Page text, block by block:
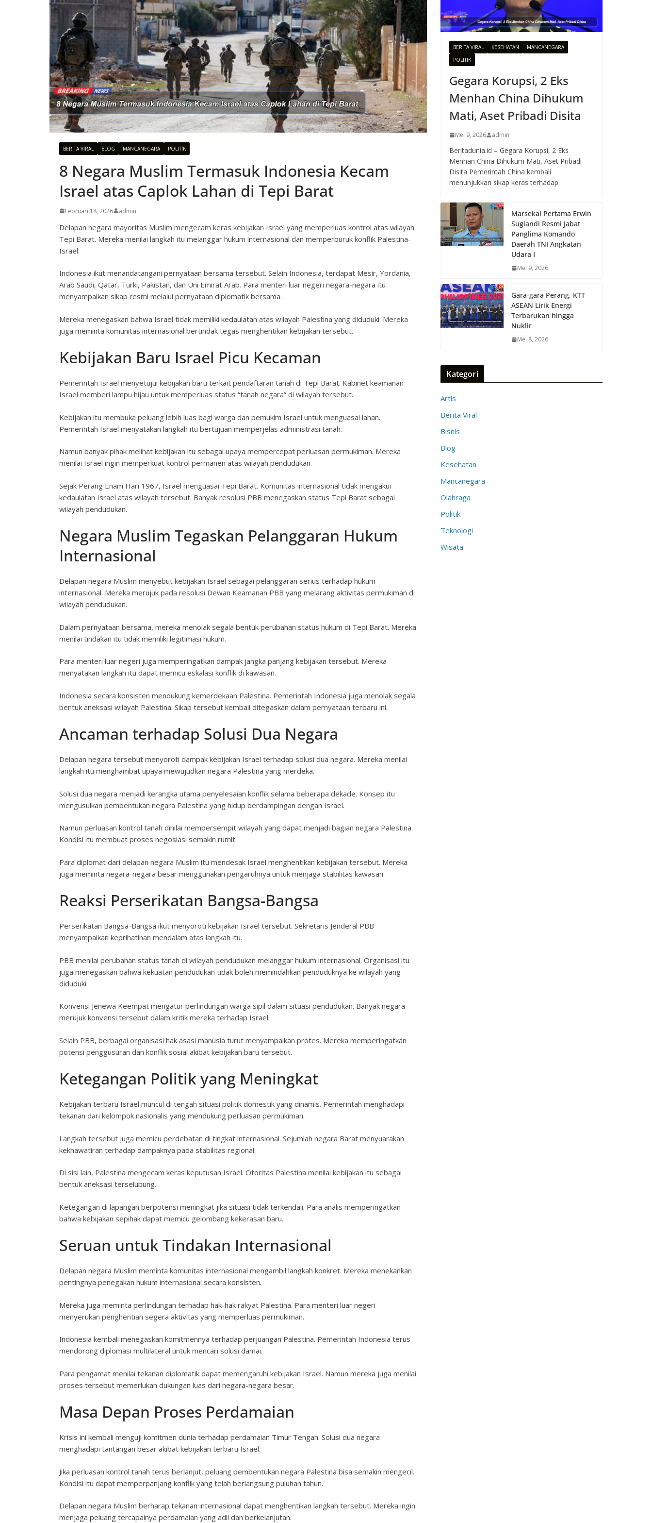
BERITA VIRAL BLOG MANCANEGARA POLITIK
8 Negara Muslim Termasuk Indonesia Kecam
Israel atas Caplok Lahan di Tepi Barat
Februari 18, 2026 admin
Delapan negara mayoritas Muslim mengecam keras kebijakan Israel yang memperluas kontrol atas wilayah
Tepi Barat. Mereka menilai langkah itu melanggar hukum internasional dan memperburuk konflik Palestina-
Israel.
Indonesia ikut menandatangani pernyataan bersama tersebut. Selain Indonesia, terdapat Mesir, Yordania,
Arab Saudi, Qatar, Turki, Pakistan, dan Uni Emirat Arab. Para menteri luar negeri negara-negara itu
menyampaikan sikap resmi melalui pernyataan diplomatik bersama.
Mereka menegaskan bahwa Israel tidak memiliki kedaulatan atas wilayah Palestina yang diduduki. Mereka
juga meminta komunitas internasional bertindak tegas menghentikan kebijakan tersebut.
Kebijakan Baru Israel Picu Kecaman
Pemerintah Israel menyetujui kebijakan baru terkait pendaftaran tanah di Tepi Barat. Kabinet keamanan
Israel memberi lampu hijau untuk memperluas status “tanah negara” di wilayah tersebut.
Kebijakan itu membuka peluang lebih luas bagi warga dan pemukim Israel untuk menguasai lahan.
Pemerintah Israel menyatakan langkah itu bertujuan memperjelas administrasi tanah.
Namun banyak pihak melihat kebijakan itu sebagai upaya mempercepat perluasan permukiman. Mereka
menilai Israel ingin memperkuat kontrol permanen atas wilayah pendudukan.
Sejak Perang Enam Hari 1967, Israel menguasai Tepi Barat. Komunitas internasional tidak mengakui
kedaulatan Israel atas wilayah tersebut. Banyak resolusi PBB menegaskan status Tepi Barat sebagai
wilayah pendudukan.
Negara Muslim Tegaskan Pelanggaran Hukum
Internasional
Delapan negara Muslim menyebut kebijakan Israel sebagai pelanggaran serius terhadap hukum
internasional. Mereka merujuk pada resolusi Dewan Keamanan PBB yang melarang aktivitas permukiman di
wilayah pendudukan.
Dalam pernyataan bersama, mereka menolak segala bentuk perubahan status hukum di Tepi Barat. Mereka
menilai tindakan itu tidak memiliki legitimasi hukum.
Para menteri luar negeri juga memperingatkan dampak jangka panjang kebijakan tersebut. Mereka
menyatakan langkah itu dapat memicu eskalasi konflik di kawasan.
Indonesia secara konsisten mendukung kemerdekaan Palestina. Pemerintah Indonesia juga menolak segala
bentuk aneksasi wilayah Palestina. Sikap tersebut kembali ditegaskan dalam pernyataan terbaru ini.
Ancaman terhadap Solusi Dua Negara
Delapan negara tersebut menyoroti dampak kebijakan Israel terhadap solusi dua negara. Mereka menilai
langkah itu menghambat upaya mewujudkan negara Palestina yang merdeka.
Solusi dua negara menjadi kerangka utama penyelesaian konflik selama beberapa dekade. Konsep itu
mengusulkan pembentukan negara Palestina yang hidup berdampingan dengan Israel.
Namun perluasan kontrol tanah dinilai mempersempit wilayah yang dapat menjadi bagian negara Palestina.
Kondisi itu membuat proses negosiasi semakin rumit.
Para diplomat dari delapan negara Muslim itu mendesak Israel menghentikan kebijakan tersebut. Mereka
juga meminta negara-negara besar menggunakan pengaruhnya untuk menjaga stabilitas kawasan.
Reaksi Perserikatan Bangsa-Bangsa
Perserikatan Bangsa-Bangsa ikut menyoroti kebijakan Israel tersebut. Sekretaris Jenderal PBB
menyampaikan keprihatinan mendalam atas langkah itu.
PBB menilai perubahan status tanah di wilayah pendudukan melanggar hukum internasional. Organisasi itu
juga menegaskan bahwa kekuatan pendudukan tidak boleh memindahkan penduduknya ke wilayah yang
diduduki.
Konvensi Jenewa Keempat mengatur perlindungan warga sipil dalam situasi pendudukan. Banyak negara
merujuk konvensi tersebut dalam kritik mereka terhadap Israel.
Selain PBB, berbagai organisasi hak asasi manusia turut menyampaikan protes. Mereka memperingatkan
potensi penggusuran dan konflik sosial akibat kebijakan baru tersebut.
Ketegangan Politik yang Meningkat
Kebijakan terbaru Israel muncul di tengah situasi politik domestik yang dinamis. Pemerintah menghadapi
tekanan dari kelompok nasionalis yang mendukung perluasan permukiman.
Langkah tersebut juga memicu perdebatan di tingkat internasional. Sejumlah negara Barat menyuarakan
kekhawatiran terhadap dampaknya pada stabilitas regional.
Di sisi lain, Palestina mengecam keras keputusan Israel. Otoritas Palestina menilai kebijakan itu sebagai
bentuk aneksasi terselubung.
Ketegangan di lapangan berpotensi meningkat jika situasi tidak terkendali. Para analis memperingatkan
bahwa kebijakan sepihak dapat memicu gelombang kekerasan baru.
Seruan untuk Tindakan Internasional
Delapan negara Muslim meminta komunitas internasional mengambil langkah konkret. Mereka menekankan
pentingnya penegakan hukum internasional secara konsisten.
Mereka juga meminta perlindungan terhadap hak-hak rakyat Palestina. Para menteri luar negeri
menyerukan penghentian segera aktivitas yang memperluas permukiman.
Indonesia kembali menegaskan komitmennya terhadap perjuangan Palestina. Pemerintah Indonesia terus
mendorong diplomasi multilateral untuk mencari solusi damai.
Para pengamat menilai tekanan diplomatik dapat memengaruhi kebijakan Israel. Namun mereka juga menilai
proses tersebut memerlukan dukungan luas dari negara-negara besar.
Masa Depan Proses Perdamaian
Krisis ini kembali menguji komitmen dunia terhadap perdamaian Timur Tengah. Solusi dua negara
menghadapi tantangan besar akibat kebijakan terbaru Israel.
Jika perluasan kontrol tanah terus berlanjut, peluang pembentukan negara Palestina bisa semakin mengecil.
Kondisi itu dapat memperpanjang konflik yang telah berlangsung puluhan tahun.
Delapan negara Muslim berharap tekanan internasional dapat menghentikan langkah tersebut. Mereka ingin
menjaga peluang tercapainya perdamaian yang adil dan berkelanjutan.
BERITA VIRAL KESEHATAN
MANCANEGARA
POLITIK
Gegara Korupsi, 2 Eks
Menhan China Dihukum
Mati, Aset Pribadi Disita
Mei 9, 2026 admin
Beritadunia.id – Gegara Korupsi, 2 Eks
Menhan China Dihukum Mati, Aset Pribadi
Disita Pemerintah China kembali
menunjukkan sikap keras terhadap
Marsekal Pertama Erwin
Sugiandi Resmi Jabat
Panglima Komando
Daerah TNI Angkatan
Udara I
Mei 9, 2026
Gara-gara Perang, KTT
ASEAN Lirik Energi
Terbarukan hingga
Nuklir
Mei 8, 2026
Kategori
Artis
Berita Viral
Bisnis
Blog
Kesehatan
Mancanegara
Olahraga
Politik
Teknologi
Wisata